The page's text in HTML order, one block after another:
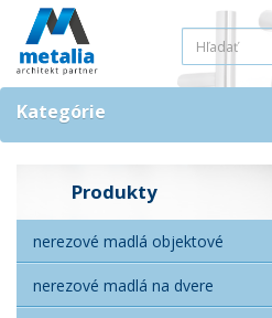
Kategórie
Produkty
nerezové madlá objektové
nerezové madlá na dvere